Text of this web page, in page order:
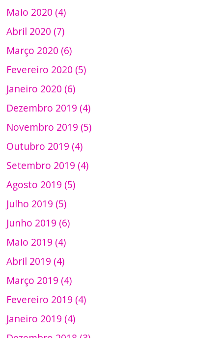
Maio 2020 (4)
Abril 2020 (7)
Março 2020 (6)
Fevereiro 2020 (5)
Janeiro 2020 (6)
Dezembro 2019 (4)
Novembro 2019 (5)
Outubro 2019 (4)
Setembro 2019 (4)
Agosto 2019 (5)
Julho 2019 (5)
Junho 2019 (6)
Maio 2019 (4)
Abril 2019 (4)
Março 2019 (4)
Fevereiro 2019 (4)
Janeiro 2019 (4)